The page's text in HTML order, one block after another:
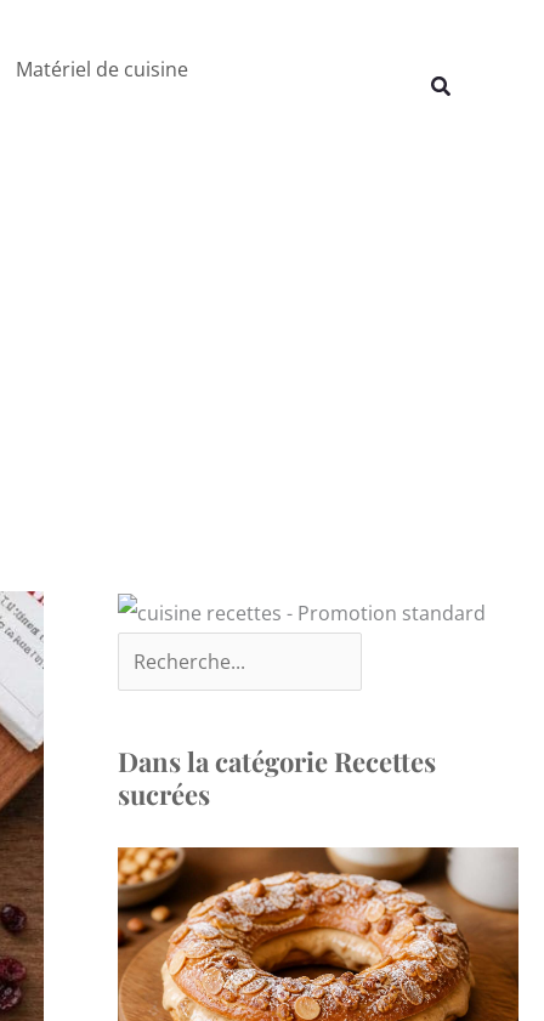
Matériel de cuisine
Rechercher
Dans la catégorie Recettes
sucrées